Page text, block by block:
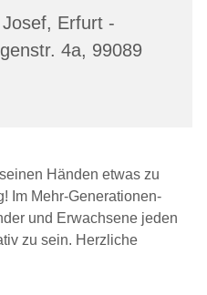
Erfurt -
4a, 99089
Händen etwas zu
Im Mehr-Generationen-
und Erwachsene jeden
zu sein. Herzliche